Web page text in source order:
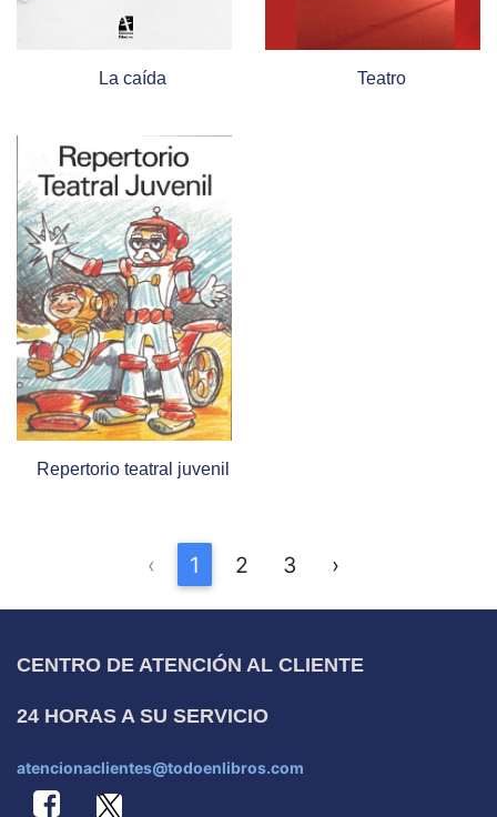
La caída Teatro
Repertorio teatral juvenil
‹ 1 2 3 ›
CENTRO DE ATENCIÓN AL CLIENTE
24 HORAS A SU SERVICIO
atencionaclientes@todoenlibros.com